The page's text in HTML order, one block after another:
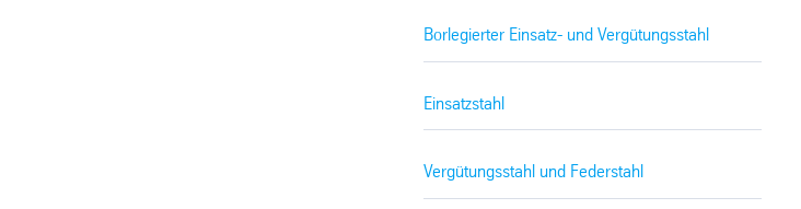
Borlegierter Einsatz- und Vergütungsstahl
Einsatzstahl
Vergütungsstahl und Federstahl